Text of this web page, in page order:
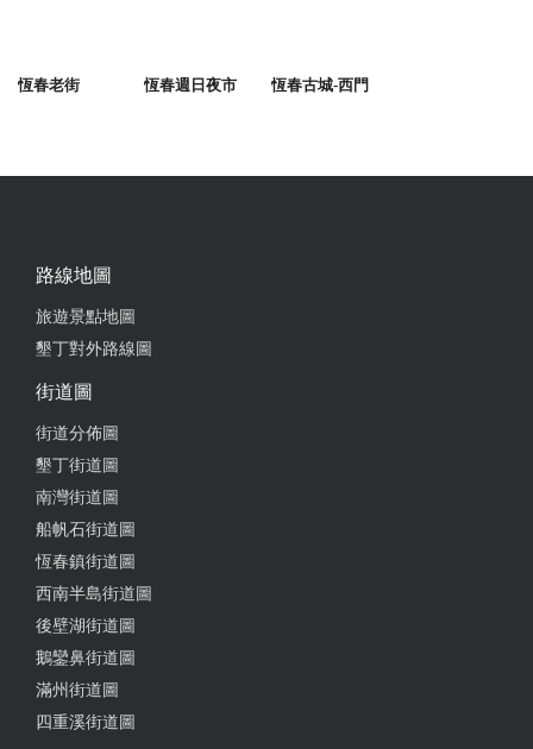
恆春老街 恆春週日夜市 恆春古城-西門
路線地圖
旅遊景點地圖
墾丁對外路線圖
街道圖
街道分佈圖
墾丁街道圖
南灣街道圖
船帆石街道圖
恆春鎮街道圖
西南半島街道圖
後壁湖街道圖
鵝鑾鼻街道圖
滿州街道圖
四重溪街道圖